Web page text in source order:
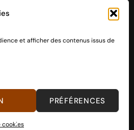
et afficher des contenus issus de
PRÉFÉRENCES
cookies
2017.